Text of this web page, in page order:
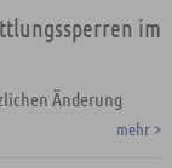
im
Änderung
mehr >